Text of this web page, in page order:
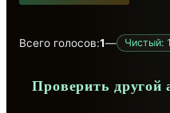
Всего голосов:1— Чистый: 1
Проверить другой